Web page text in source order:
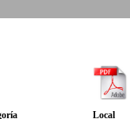
Local